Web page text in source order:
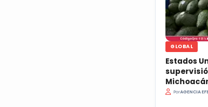
GLOBAL
Estados
PorAGENCIA